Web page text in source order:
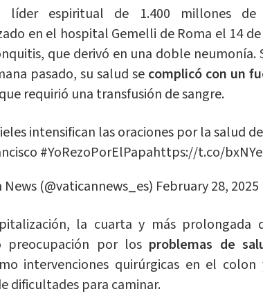
líder espiritual de 1.400 millones de
en el hospital Gemelli de Roma el 14
que derivó en una doble neumonía.
pasado, su salud se complicó con un
requirió una transfusión de sangre.
intensifican las oraciones por la salud
#YoRezoPorElPapahttps://t.co/
(@vaticannews_es) February 28, 2025
la cuarta y más prolongada
preocupación por los problemas de
intervenciones quirúrgicas en el
dificultades para caminar.